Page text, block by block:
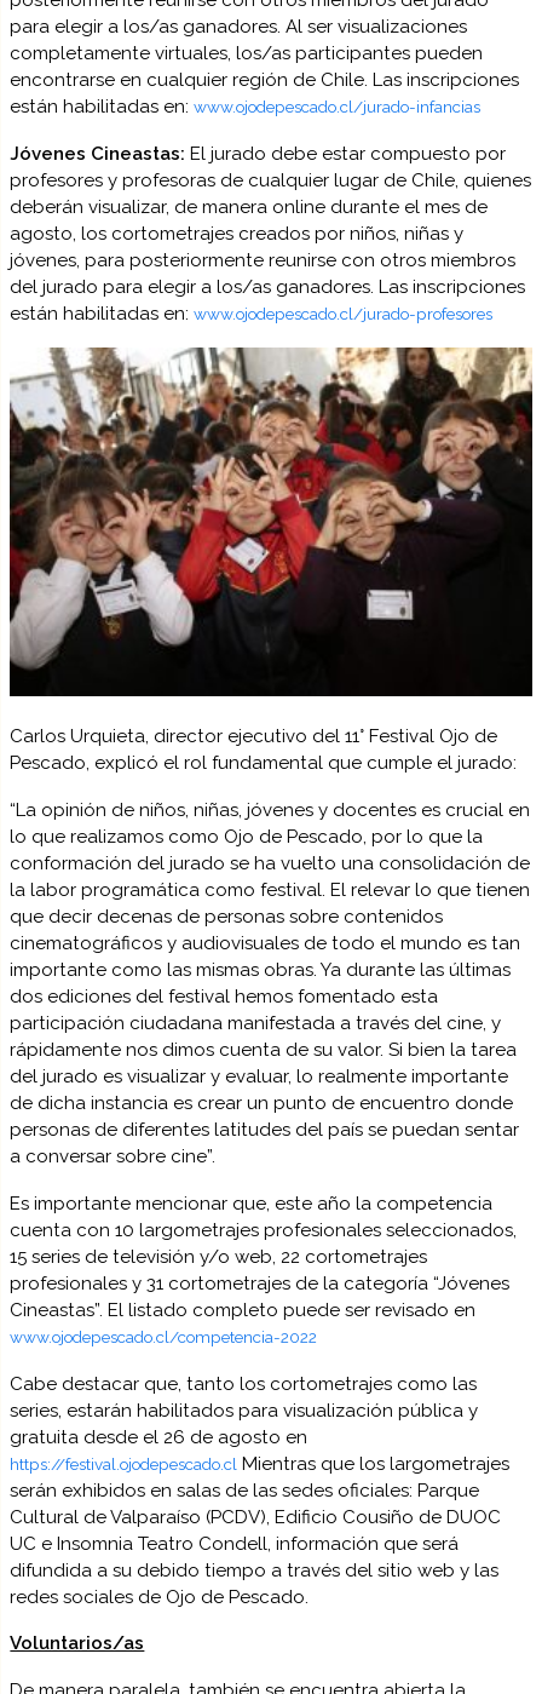
para elegir a los/as ganadores. Al ser visualizaciones
completamente virtuales, los/as participantes pueden
encontrarse en cualquier región de Chile. Las inscripciones
están habilitadas en:www.ojodepescado.cl/jurado-infancias
Jóvenes Cineastas: El jurado debe estar compuesto por
profesores y profesoras de cualquier lugar de Chile, quienes
deberán visualizar, de manera online durante el mes de
agosto, los cortometrajes creados por niños, niñas y
jóvenes, para posteriormente reunirse con otros miembros
del jurado para elegir a los/as ganadores. Las inscripciones
están habilitadas en:www.ojodepescado.cl/jurado-profesores
Carlos Urquieta, director ejecutivo del 11° Festival Ojo de
Pescado, explicó el rol fundamental que cumple el jurado:
“La opinión de niños, niñas, jóvenes y docentes es crucial en
lo que realizamos como Ojo de Pescado, por lo que la
conformación del jurado se ha vuelto una consolidación de
la labor programática como festival. El relevar lo que tienen
que decir decenas de personas sobre contenidos
cinematográficos y audiovisuales de todo el mundo es tan
importante como las mismas obras. Ya durante las últimas
dos ediciones del festival hemos fomentado esta
participación ciudadana manifestada a través del cine, y
rápidamente nos dimos cuenta de su valor. Si bien la tarea
del jurado es visualizar y evaluar, lo realmente importante
de dicha instancia es crear un punto de encuentro donde
personas de diferentes latitudes del país se puedan sentar
a conversar sobre cine”.
Es importante mencionar que, este año la competencia
cuenta con 10 largometrajes profesionales seleccionados,
15 series de televisión y/o web, 22 cortometrajes
profesionales y 31 cortometrajes de la categoría “Jóvenes
Cineastas”. El listado completo puede ser revisado en
www.ojodepescado.cl/competencia-2022
Cabe destacar que, tanto los cortometrajes como las
series, estarán habilitados para visualización pública y
gratuita desde el 26 de agosto en
https://festival.ojodepescado.cl Mientras que los largometrajes
serán exhibidos en salas de las sedes oficiales: Parque
Cultural de Valparaíso (PCDV), Edificio Cousiño de DUOC
UC e Insomnia Teatro Condell, información que será
difundida a su debido tiempo a través del sitio web y las
redes sociales de Ojo de Pescado.
Voluntarios/as